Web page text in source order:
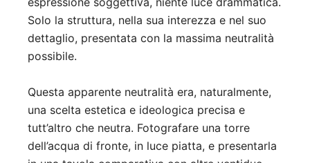
Solo la struttura, nella sua interezza e nel suo
dettaglio, presentata con la massima neutralità
possibile.
Questa apparente neutralità era, naturalmente,
una scelta estetica e ideologica precisa e
tutt’altro che neutra. Fotografare una torre
dell’acqua di fronte, in luce piatta, e presentarla